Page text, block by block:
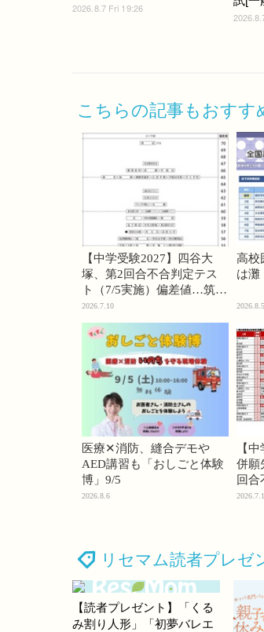
2026.8.7 Fri 19:26
こちらの記事もおすす
【中学受験2027】四谷大
塚、第2回合不合判定テス
ト（7/5実施）偏差値…筑駒
74・桜蔭70＜PR＞
2026.7.10
高校
は灘
2026.8.5
医療✕消防、縫合デモや
AED講習も「おしごと体験
博」9/5
2026.8.6
【
併願
回合
リセマム読者プレゼ
【読者プレゼント】「くる
み割り人形」「初夢バレエ